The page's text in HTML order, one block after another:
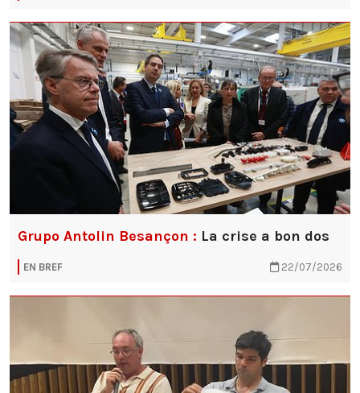
Grupo Antolin Besançon : La crise a bon dos
EN BREF 22/07/2026